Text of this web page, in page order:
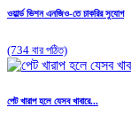
ওয়ার্ল্ড ভিশন এনজিও-তে চাকরির সুযোগ
(734 বার পঠিত)
পেট খারাপ হলে যেসব খাবারে...